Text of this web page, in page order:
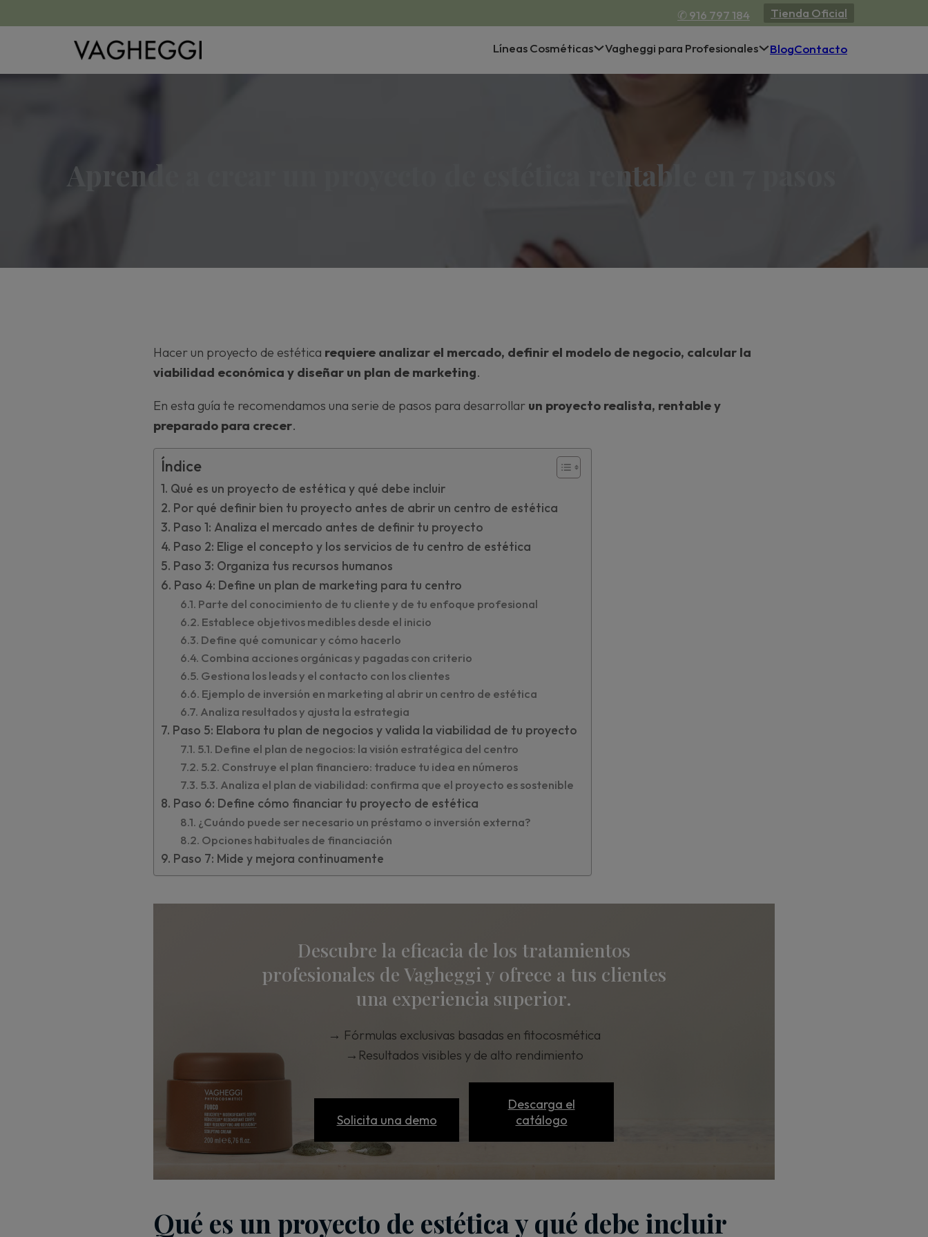
✆ 916 797 184 Tienda Oficial
Líneas Cosméticas Vagheggi para Profesionales BlogContacto
Aprende a crear un proyecto de estética rentable en 7 pasos
Hacer un proyecto de estética requiere analizar el mercado, definir el modelo de negocio, calcular la
viabilidad económica y diseñar un plan de marketing.
En esta guía te recomendamos una serie de pasos para desarrollar un proyecto realista, rentable y
preparado para crecer.
Índice
Qué es un proyecto de estética y qué debe incluir
Por qué definir bien tu proyecto antes de abrir un centro de estética
Paso 1: Analiza el mercado antes de definir tu proyecto
Paso 2: Elige el concepto y los servicios de tu centro de estética
Paso 3: Organiza tus recursos humanos
Paso 4: Define un plan de marketing para tu centro
Parte del conocimiento de tu cliente y de tu enfoque profesional
Establece objetivos medibles desde el inicio
Define qué comunicar y cómo hacerlo
Combina acciones orgánicas y pagadas con criterio
Gestiona los leads y el contacto con los clientes
Ejemplo de inversión en marketing al abrir un centro de estética
Analiza resultados y ajusta la estrategia
Paso 5: Elabora tu plan de negocios y valida la viabilidad de tu proyecto
5.1. Define el plan de negocios: la visión estratégica del centro
5.2. Construye el plan financiero: traduce tu idea en números
5.3. Analiza el plan de viabilidad: confirma que el proyecto es sostenible
Paso 6: Define cómo financiar tu proyecto de estética
¿Cuándo puede ser necesario un préstamo o inversión externa?
Opciones habituales de financiación
Paso 7: Mide y mejora continuamente
Descubre la eficacia de los tratamientos
profesionales de Vagheggi y ofrece a tus clientes
una experiencia superior.
→ Fórmulas exclusivas basadas en fitocosmética
→ Resultados visibles y de alto rendimiento
Solicita una demo
Descarga el
catálogo
Qué es un proyecto de estética y qué debe incluir